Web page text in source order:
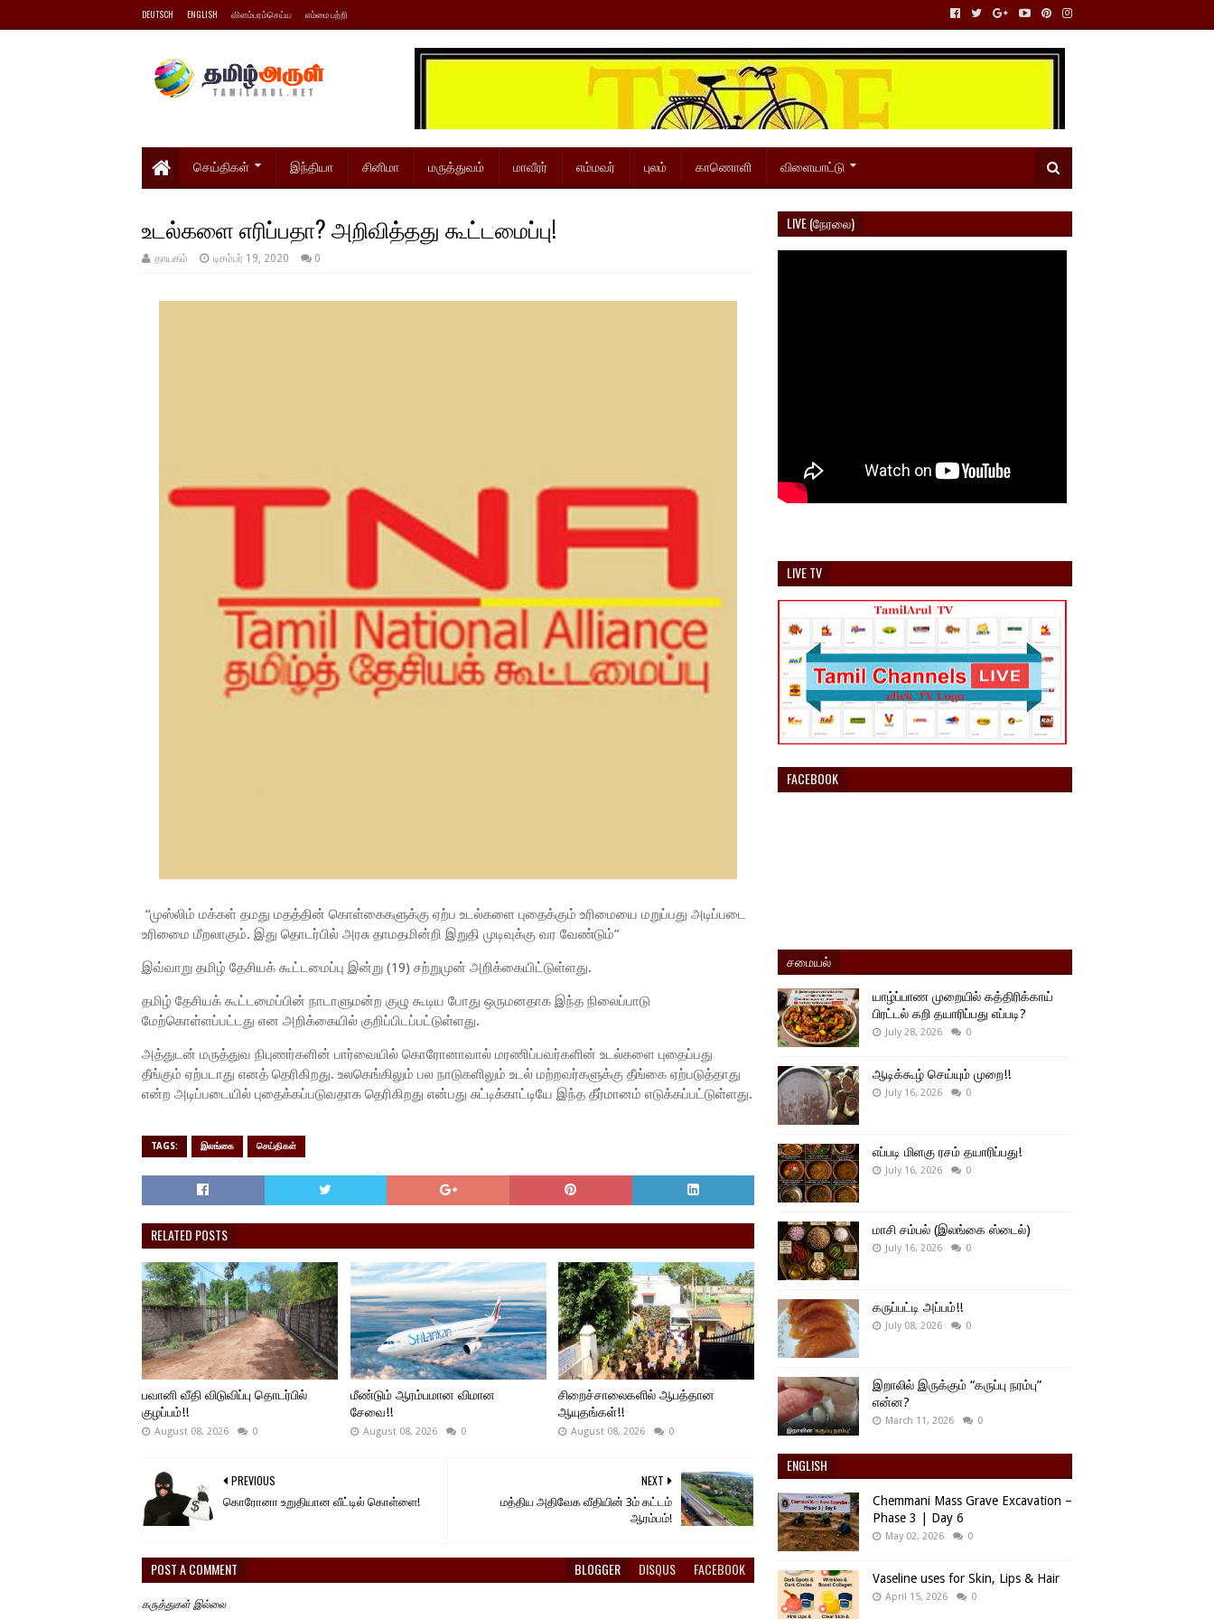
DEUTSCH ENGLISH விளம்பரம்செய்ய எம்மை பற்றி
செய்திகள் இந்தியா சினிமா மருத்துவம் மாவீரர் எம்மவர் புலம் காணொளி விளையாட்டு
உடல்களை எரிப்பதா? அறிவித்தது கூட்டமைப்பு!
தாயகம் டிசம்பர் 19, 2020 0
“முஸ்லிம் மக்கள் தமது மதத்தின் கொள்கைகளுக்கு ஏற்ப உடல்களை புதைக்கும் உரிமையை மறுப்பது அடிப்படை
உரிமைை மீறலாகும். இது தொடர்பில் அரசு தாமதமின்றி இறுதி முடிவுக்கு வர வேண்டும்”
இவ்வாறு தமிழ் தேசியக் கூட்டமைப்பு இன்று (19) சற்றுமுன் அறிக்கையிட்டுள்ளது.
தமிழ் தேசியக் கூட்டமைப்பின் நாடாளுமன்ற குழு கூடிய போது ஒருமனதாக இந்த நிலைப்பாடு
மேற்கொள்ளப்பட்டது என அறிக்கையில் குறிப்பிடப்பட்டுள்ளது.
அத்துடன் மருத்துவ நிபுணர்களின் பார்வையில் கொரோனாவால் மரணிப்பவர்களின் உடல்களை புதைப்பது
தீங்கும் ஏற்படாது எனத் தெரிகிறது. உலகெங்கிலும் பல நாடுகளிலும் உடல் மற்றவர்களுக்கு தீங்கை ஏற்படுத்தாது
என்ற அடிப்படையில் புதைக்கப்படுவதாக தெரிகிறது என்பது சுட்டிக்காட்டியே இந்த தீர்மானம் எடுக்கப்பட்டுள்ளது.
TAGS: இலங்கை செய்திகள்
RELATED POSTS
பவானி வீதி விடுவிப்பு தொடர்பில்
குழப்பம்!!
August 08, 2026 0
மீண்டும் ஆரம்பமான விமான
சேவை!!
August 08, 2026 0
சிறைச்சாலைகளில் ஆபத்தான
ஆயுதங்கள்!!
August 08, 2026 0
NEXT
மத்திய அதிவேக வீதியின் 3ம் கட்டம்
ஆரம்பம்!
PREVIOUS
கொரோனா உறுதியான வீட்டில் கொள்ளை!
POST A COMMENT BLOGGER DISQUS FACEBOOK
கருத்துகள் இல்லை
LIVE (நேரலை)
LIVE TV
FACEBOOK
சமையல்
யாழ்ப்பாண முறையில் கத்திரிக்காய்
பிரட்டல் கறி தயாரிப்பது எப்படி?
July 28, 2026 0
ஆடிக்கூழ் செய்யும் முறை!!
July 16, 2026 0
எப்படி மிளகு ரசம் தயாரிப்பது!
July 16, 2026 0
மாசி சம்பல் (இலங்கை ஸ்டைல்)
July 16, 2026 0
கருப்பட்டி அப்பம்!!
July 08, 2026 0
இறாலில் இருக்கும் “கருப்பு நரம்பு”
என்ன?
March 11, 2026 0
ENGLISH
Chemmani Mass Grave Excavation –
Phase 3 | Day 6
May 02, 2026 0
Vaseline uses for Skin, Lips & Hair
April 15, 2026 0